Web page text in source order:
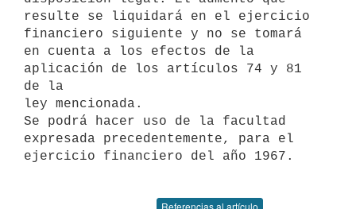
resulte se liquidará en el ejercicio
financiero siguiente y no se tomará
en cuenta a los efectos de la
aplicación de los artículos 74 y 81
de la
ley mencionada.
Se podrá hacer uso de la facultad
expresada precedentemente, para el
ejercicio financiero del año 1967.
Referencias al artículo